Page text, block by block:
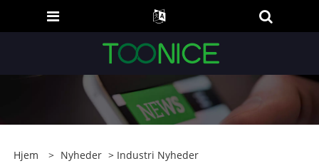
Hjem > Nyheder > Industri Nyheder